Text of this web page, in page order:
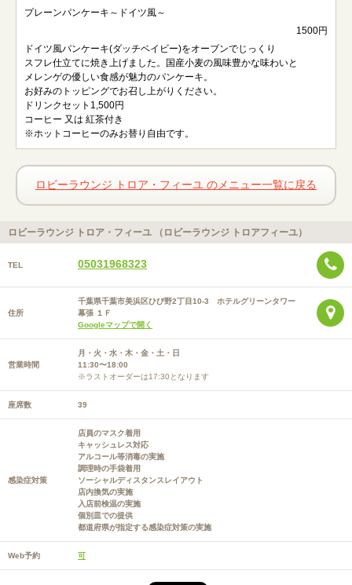
プレーンパンケーキ～ドイツ風～
1500円
ドイツ風パンケーキ(ダッチベイビー)をオーブンでじっくり
スフレ仕立てに焼き上げました。国産小麦の風味豊かな味わいと
メレンゲの優しい食感が魅力のパンケーキ。
お好みのトッピングでお召し上がりください。
ドリンクセット1,500円
コーヒー 又は 紅茶付き
※ホットコーヒーのみお替り自由です。
ロビーラウンジ トロア・フィーユ のメニュー一覧に戻る
ロビーラウンジ トロア・フィーユ （ロビーラウンジ トロアフィーユ）
TEL 05031968323
住所
千葉県千葉市美浜区ひび野2丁目10-3 ホテルグリーンタワー
幕張 １Ｆ
Googleマップで開く
営業時間
月・火・水・木・金・土・日
11:30〜18:00
※ラストオーダーは17:30となります
座席数 39
感染症対策
店員のマスク着用
キャッシュレス対応
アルコール等消毒の実施
調理時の手袋着用
ソーシャルディスタンスレイアウト
店内換気の実施
入店前検温の実施
個別皿での提供
都道府県が指定する感染症対策の実施
Web予約 可